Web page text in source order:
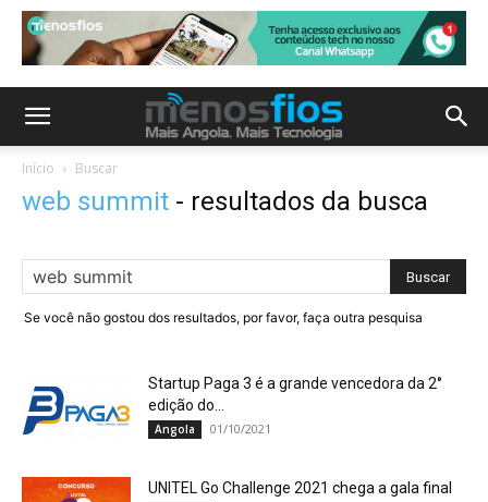
Início Buscar
web summit - resultados da busca
Se você não gostou dos resultados, por favor, faça outra pesquisa
Startup Paga 3 é a grande vencedora da 2°
edição do...
Angola 01/10/2021
UNITEL Go Challenge 2021 chega a gala final